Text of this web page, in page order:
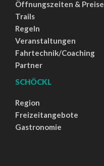
Öffnungszeiten & Preise
Trails
Regeln
Veranstaltungen
Fahrtechnik/Coaching
Partner
SCHÖCKL
Region
Freizeitangebote
Gastronomie